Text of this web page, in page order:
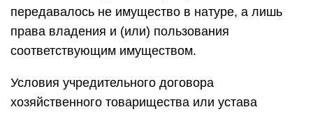
передавалось не имущество в натуре, а лишь
права владения и (или) пользования
соответствующим имуществом.
Условия учредительного договора
хозяйственного товарищества или устава